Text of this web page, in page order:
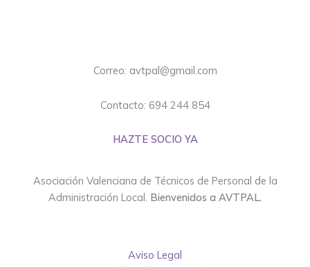
Correo: avtpal@gmail.com
Contacto: 694 244 854
HAZTE SOCIO YA
Asociación Valenciana de Técnicos de Personal de la
Administración Local. Bienvenidos a AVTPAL.
Aviso Legal